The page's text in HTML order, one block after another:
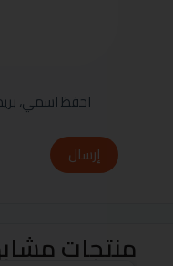
احفظ اسمي،
إرسال
منتجات